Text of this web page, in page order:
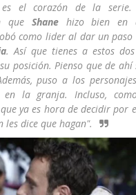
el corazón de la serie.
que Shanehizo bien en
como lider al dar un paso
. Así que tienes a estos
posición. Pienso que de ahí
puso a los
en la granja. Incluso,
ya es hora de decidir por
les dice que hagan".